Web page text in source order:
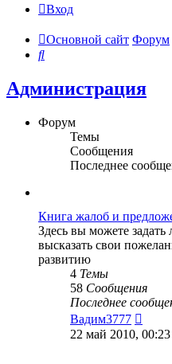
Вход
Основной сайт Форум
Поиск
Администрация
Форум
Темы
Сообщения
Последнее
Книга жалоб и
Здесь вы можете
высказать свои
развитию
4 Темы
58 Сообщения
Последнее
Вадим3777
к
22 май 2010, 00:23